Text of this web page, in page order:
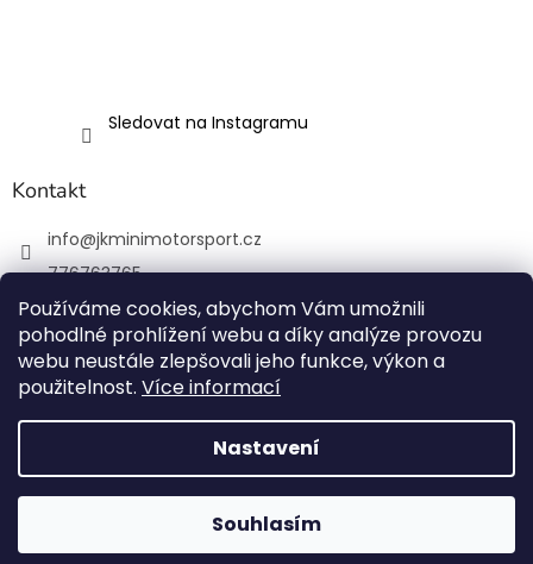
Používáme cookies, abychom Vám umožnili
pohodlné prohlížení webu a díky analýze provozu
webu neustále zlepšovali jeho funkce, výkon a
použitelnost. Více informací
Nastavení
Souhlasím
Sledovat na Instagramu
Kontakt
info@jkminimotorsport.cz
776763765
JK MINI Motorsport
JKMiniMotorsport.cz
Vytvořil Shoptet
Copyright 2026JK MINI Motorsport. Všechna práva
vyhrazena.